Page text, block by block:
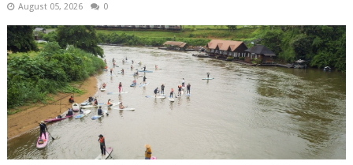
August 05, 2026 0